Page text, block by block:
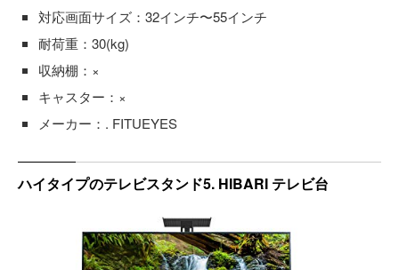
対応画面サイズ：32インチ〜55インチ
耐荷重：30(kg)
収納棚：×
キャスター：×
メーカー：. FITUEYES
ハイタイプのテレビスタンド5. HIBARI テレビ台